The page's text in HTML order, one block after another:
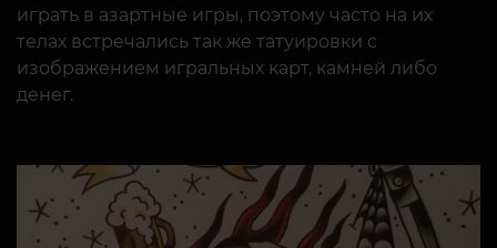
играть в азартные игры, поэтому часто на их
телах встречались так же татуировки с
изображением игральных карт, камней либо
денег.